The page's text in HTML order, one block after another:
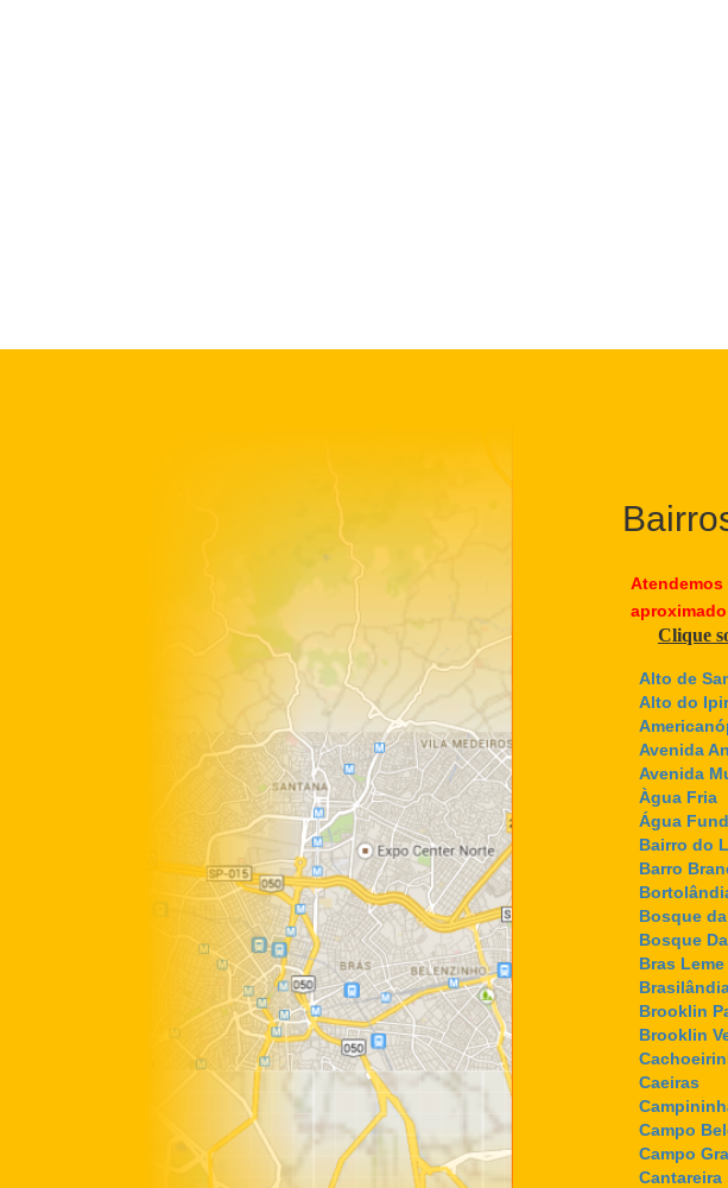
Atendemos
Clique
Alto de
Alto do
Avenida
Avenida
Àgua Fria
Água
Bairro do
Barro
Bosque
Bosque
Bras Leme
Brooklin
Brooklin
Caeiras
Campo
Campo
Cantareira